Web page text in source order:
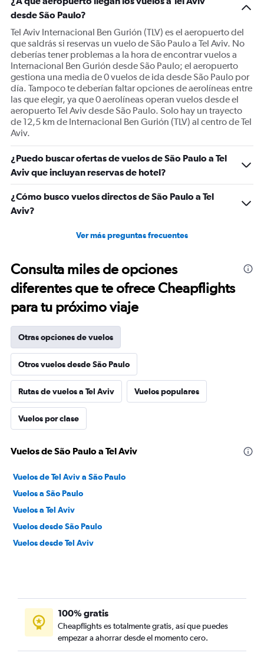
Y
axis
displaying
values.
Range:
0
to
1500.
desde São Paulo?
Tel Aviv Internacional Ben Gurión (TLV) es el aeropuerto del
que saldrás si reservas un vuelo de São Paulo a Tel Aviv. No
deberías tener problemas a la hora de encontrar vuelos a
Internacional Ben Gurión desde São Paulo; el aeropuerto
gestiona una media de 0 vuelos de ida desde São Paulo por
día. Tampoco te deberían faltar opciones de aerolíneas entre
las que elegir, ya que 0 aerolíneas operan vuelos desde el
aeropuerto Tel Aviv desde São Paulo. Solo hay un trayecto
de 12,5 km de Internacional Ben Gurión (TLV) al centro de Tel
Aviv.
¿Puedo buscar ofertas de vuelos de São Paulo a Tel
Aviv que incluyan reservas de hotel?
¿Cómo busco vuelos directos de São Paulo a Tel
Aviv?
Ver más preguntas frecuentes
Consulta miles de opciones
diferentes que te ofrece Cheapflights
para tu próximo viaje
Otras opciones de vuelos
Otros vuelos desde São Paulo
Rutas de vuelos a Tel Aviv Vuelos populares
Vuelos por clase
Vuelos de São Paulo a Tel Aviv
Vuelos de Tel Aviv a São Paulo
Vuelos a São Paulo
Vuelos a Tel Aviv
Vuelos desde São Paulo
Vuelos desde Tel Aviv
100% gratis
Cheapflights es totalmente gratis, así que puedes
empezar a ahorrar desde el momento cero.